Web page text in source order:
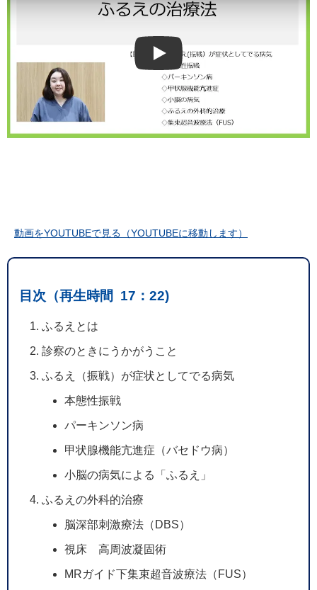
Play
動画をYOUTUBEで見る（YOUTUBEに移動します）
目次（再生時間 17：22)
ふるえとは
診察のときにうかがうこと
ふるえ（振戦）が症状としてでる病気
本態性振戦
パーキンソン病
甲状腺機能亢進症（バセドウ病）
小脳の病気による「ふるえ」
ふるえの外科的治療
脳深部刺激療法（DBS）
視床 高周波凝固術
MRガイド下集束超音波療法（FUS）